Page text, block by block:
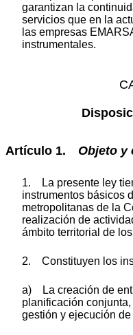
garantizan la
servicios que en la
las empresas
instrumentales.
Artículo 1. Objeto y
1. La presente ley
instrumentos básicos
metropolitanas de la
realización de
ámbito territorial de
2. Constituyen los
a) La creación de
planificación
gestión y ejecución